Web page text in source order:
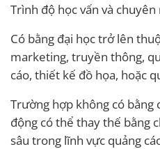
Trình độ học vấn và chuyên
Có bằng đại học trở lên
marketing, truyền thông,
cáo, thiết kế đồ họa, hoặc
Trường hợp không có bằng
động có thể thay thế bằng
sâu trong lĩnh vực quảng